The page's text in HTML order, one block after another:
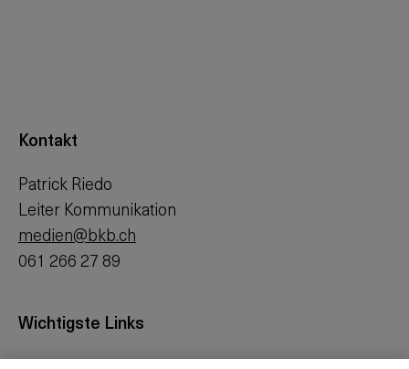
Kontakt
Patrick Riedo
Leiter Kommunikation
medien@bkb.ch
061 266 27 89
Wichtigste Links